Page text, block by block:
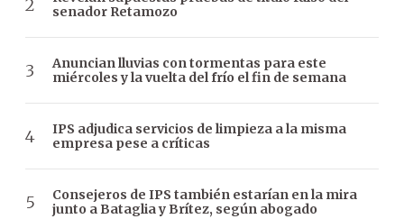
senador Retamozo
Anuncian lluvias con tormentas para este
miércoles y la vuelta del frío el fin de semana
IPS adjudica servicios de limpieza a la misma
empresa pese a críticas
Consejeros de IPS también estarían en la mira
junto a Bataglia y Brítez, según abogado